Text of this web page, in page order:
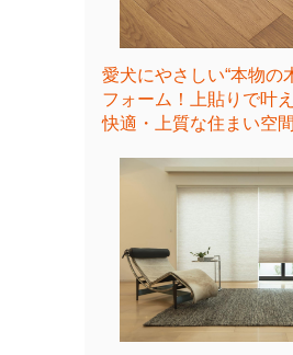
愛犬にやさしい“本物の
フォーム！上貼りで叶
快適・上質な住まい空間